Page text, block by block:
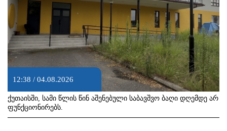
12:38 / 04.08.2026
ქუთაისში, სამი წლის წინ აშენებული საბავშვო ბაღი დღემდე არ
ფუნქციონირებს.